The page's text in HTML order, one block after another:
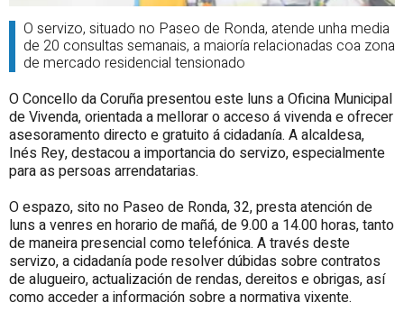
O servizo, situado no Paseo de Ronda, atende unha media
de 20 consultas semanais, a maioría relacionadas coa zona
de mercado residencial tensionado
O Concello da Coruña presentou este luns a Oficina Municipal
de Vivenda, orientada a mellorar o acceso á vivenda e ofrecer
asesoramento directo e gratuito á cidadanía. A alcaldesa,
Inés Rey, destacou a importancia do servizo, especialmente
para as persoas arrendatarias.
O espazo, sito no Paseo de Ronda, 32, presta atención de
luns a venres en horario de mañá, de 9.00 a 14.00 horas, tanto
de maneira presencial como telefónica. A través deste
servizo, a cidadanía pode resolver dúbidas sobre contratos
de alugueiro, actualización de rendas, dereitos e obrigas, así
como acceder a información sobre a normativa vixente.